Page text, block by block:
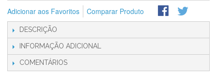
Adicionar aos Favoritos Comparar Produto
DESCRIÇÃO
INFORMAÇÃO ADICIONAL
COMENTÁRIOS